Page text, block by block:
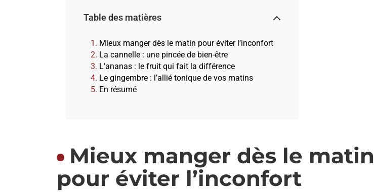
Table des matières
Mieux manger dès le matin pour éviter l’inconfort
La cannelle : une pincée de bien-être
L’ananas : le fruit qui fait la différence
Le gingembre : l’allié tonique de vos matins
En résumé
Mieux manger dès le matin
pour éviter l’inconfort